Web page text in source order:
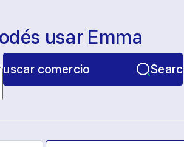
usar Emma
comercio Search